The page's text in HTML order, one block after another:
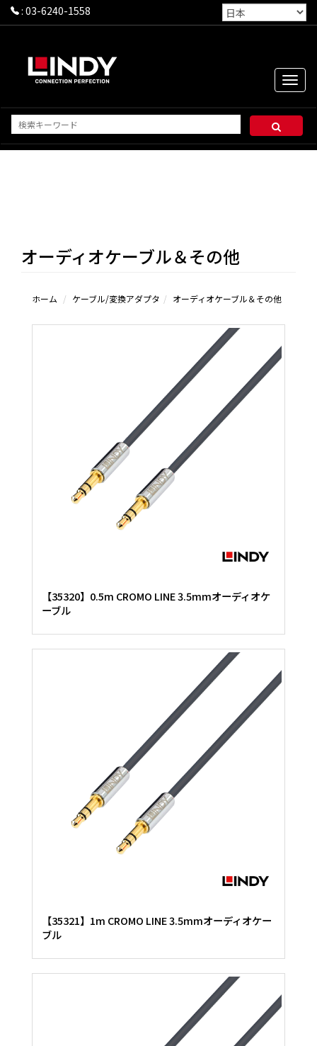
: 03-6240-1558
Toggle
オーディオケーブル＆その他
ホーム ケーブル/変換アダプタ オーディオケーブル＆その他
【35320】0.5m CROMO LINE 3.5mmオーディオケ
ーブル
【35321】1m CROMO LINE 3.5mmオーディオケー
ブル